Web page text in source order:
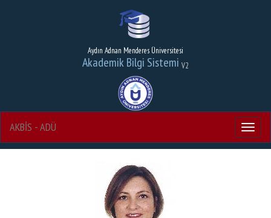
Aydın Adnan Menderes Üniversitesi
Akademik Bilgi Sistemi V2
Menu
AKBİS - ADÜ